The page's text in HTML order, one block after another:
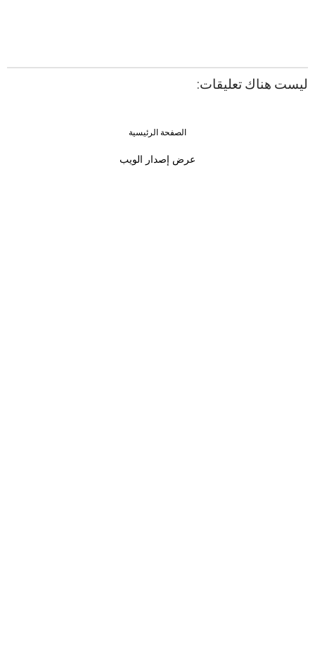
ليست هناك تعليقات:
الصفحة الرئيسية
عرض إصدار الويب